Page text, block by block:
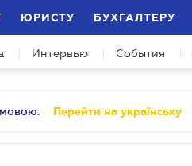
ЮРИСТУ БУХГАЛТЕРУ
Интервью События
мовою. Перейти на українську